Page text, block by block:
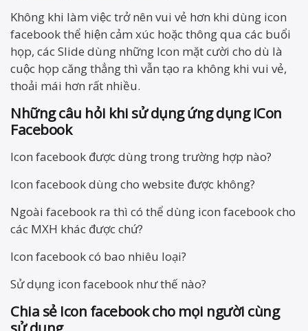
Không khi làm việc trở nên vui vẻ hơn khi dùng icon
facebook thể hiện cảm xúc hoặc thông qua các buổi
họp, các Slide dùng những Icon mặt cười cho dù là
cuộc họp căng thẳng thì vẫn tạo ra không khi vui vẻ,
thoải mái hơn rất nhiều.
Những câu hỏi khi sử dụng ứng dụng ICon
Facebook
Icon facebook được dùng trong trường hợp nào?
Icon facebook dùng cho website được không?
Ngoài facebook ra thì có thể dùng icon facebook cho
các MXH khác được chứ?
Icon facebook có bao nhiêu loại?
Sử dụng icon facebook như thế nào?
Chia sẻ Icon facebook cho mọi người cùng